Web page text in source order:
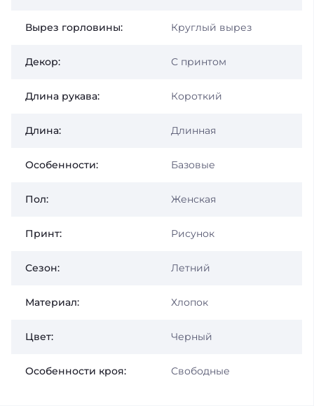
Вырез горловины: Круглый вырез
Декор: С принтом
Длина рукава: Короткий
Длина: Длинная
Особенности: Базовые
Пол: Женская
Принт: Рисунок
Сезон: Летний
Материал: Хлопок
Цвет: Черный
Особенности кроя: Свободные